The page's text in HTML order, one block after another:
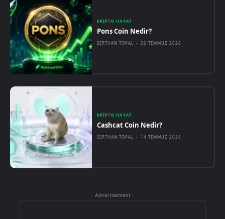
KRIPTO HAYAT
Pons Coin Nedir?
SERTHAN TOPAL - 26 TEMMUZ 2026
KRIPTO HAYAT
Cashcat Coin Nedir?
SERTHAN TOPAL - 14 TEMMUZ 2026
- Advertisement -